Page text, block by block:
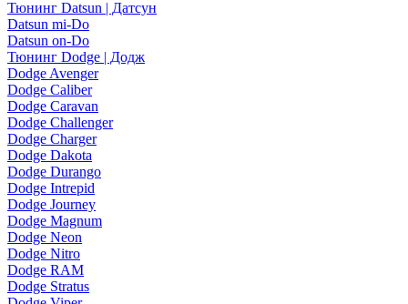
Тюнинг Datsun | Датсун
Datsun mi-Do
Datsun on-Do
Тюнинг Dodge | Додж
Dodge Avenger
Dodge Caliber
Dodge Caravan
Dodge Challenger
Dodge Charger
Dodge Dakota
Dodge Durango
Dodge Intrepid
Dodge Journey
Dodge Magnum
Dodge Neon
Dodge Nitro
Dodge RAM
Dodge Stratus